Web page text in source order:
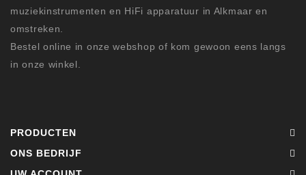
muziekinstrumenten en HiFi apparatuur in Alkmaar en
omstreken.
Bestel online in onze webshop of kom gewoon eens langs
in onze winkel.
PRODUCTEN
ONS BEDRIJF